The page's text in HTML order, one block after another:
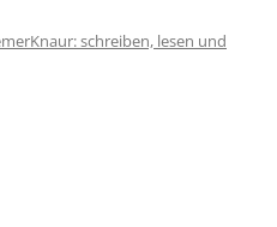
schreiben, lesen und